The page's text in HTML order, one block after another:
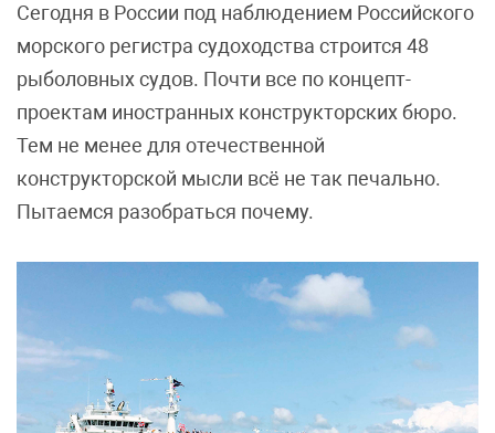
Сегодня в России под наблюдением Российского
морского регистра судоходства строится 48
рыболовных судов. Почти все по концепт-
проектам иностранных конструкторских бюро.
Тем не менее для отечественной
конструкторской мысли всё не так печально.
Пытаемся разобраться почему.